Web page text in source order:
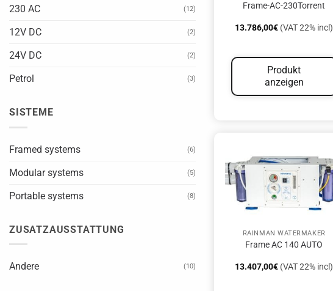
230 AC (12)
12V DC (2)
24V DC (2)
Petrol (3)
SISTEME
Framed systems (6)
Modular systems (5)
Portable systems (8)
ZUSATZAUSSTATTUNG
Andere (10)
Frame-AC-230Torrent
13.786,00€ (VAT 22% incl)
Produkt
anzeigen
RAINMAN WATERMAKER
Frame AC 140 AUTO
13.407,00€ (VAT 22% incl)